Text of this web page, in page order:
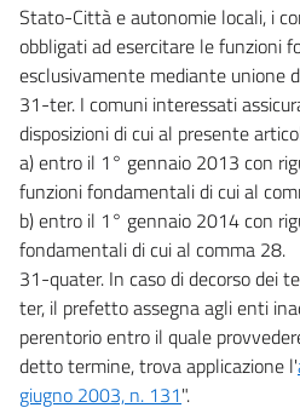
Stato-Città e autonomie locali, i
obbligati ad esercitare le funzioni
esclusivamente mediante unione
31-ter. I comuni interessati
disposizioni di cui al presente
a) entro il 1° gennaio 2013 con
funzioni fondamentali di cui al
b) entro il 1° gennaio 2014 con
fondamentali di cui al comma 28.
31-quater. In caso di decorso dei
ter, il prefetto assegna agli enti
perentorio entro il quale
detto termine, trova applicazione l'
giugno 2003, n. 131".